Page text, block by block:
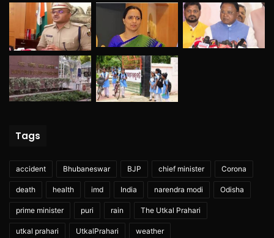
Tags
accident Bhubaneswar BJP chief minister Corona
death health imd India narendra modi Odisha
prime minister puri rain The Utkal Prahari
utkal prahari UtkalPrahari weather